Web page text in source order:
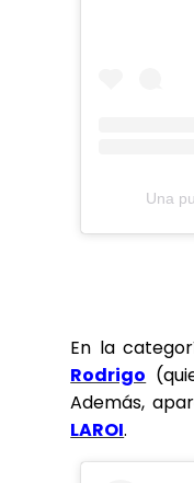
Una
En la
Rodrigo
Además,
LAROI.